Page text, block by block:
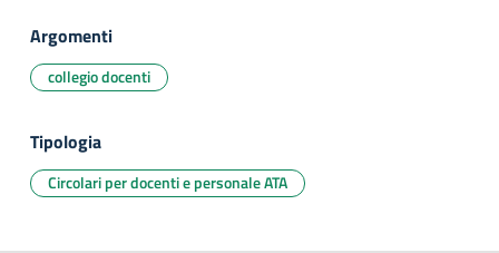
Argomenti
collegio docenti
Tipologia
Circolari per docenti e personale ATA